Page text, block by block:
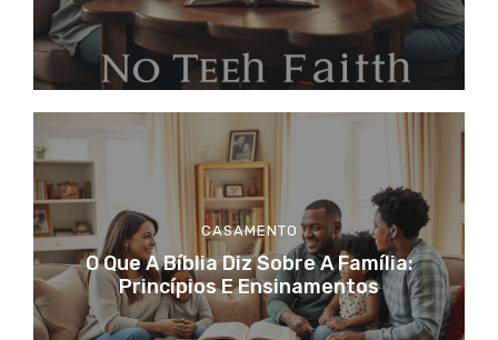
CASAMENTO
O Que A Bíblia Diz Sobre A Família:
Princípios E Ensinamentos